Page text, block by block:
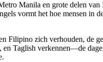
Manila en grote delen
vormt het hoe mensen in
Filipino zich verhouden, de
Taglish verkennen—de